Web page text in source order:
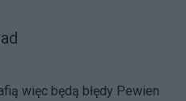
więc będą błędy Pewien